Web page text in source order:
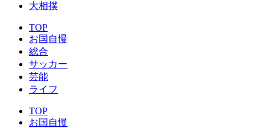
大相撲
TOP
お国自慢
総合
サッカー
芸能
ライフ
TOP
お国自慢